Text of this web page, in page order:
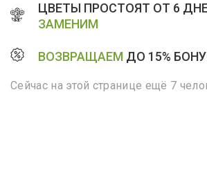
ЦВЕТЫ ПРОСТОЯТ ОТ 6
ЗАМЕНИМ
ВОЗВРАЩАЕМ ДО 15%
Сейчас на этой странице ещё 7